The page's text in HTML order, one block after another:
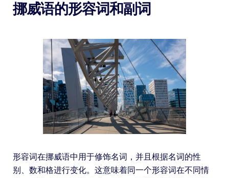
挪威语的形容词和副词
形容词在挪威语中用于修饰名词，并且根据名词的性
别、数和格进行变化。这意味着同一个形容词在不同情